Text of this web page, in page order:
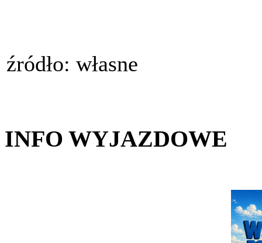
źródło: własne
INFO WYJAZDOWE